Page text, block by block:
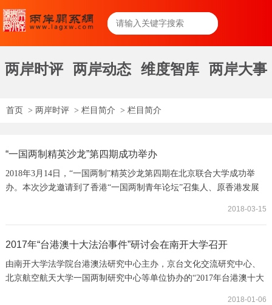
两岸时评 两岸动态 维度智库 两岸大事
首页 > 两岸时评 > 栏目简介 > 栏目简介
“一国两制精英沙龙”第四期成功举办
2018年3月14日，“一国两制”精英沙龙第四期在北京联合大学成功举
办。本次沙龙邀请到了香港“一国两制青年论坛”召集人、原香港发展
国政法大学法学院教授、台湾法研究中心主任冯霞，中国政法大学政
治与公共管理学院副教授李莉，中国政...
2018-03-15
2017年“台港澳十大法治事件”研讨会在南开大学召开
由南开大学法学院台港澳法研究中心主办，京台文化交流研究中心、
北京航空航天大学一国两制研究中心等单位协办的“2017年台港澳十大
2018-01-06